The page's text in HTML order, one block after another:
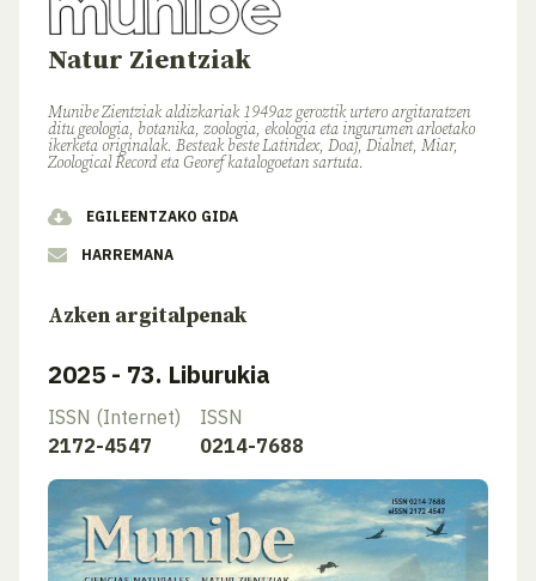
Natur Zientziak
Munibe Zientziak aldizkariak 1949az geroztik urtero argitaratzen
ditu geologia, botanika, zoologia, ekologia eta ingurumen arloetako
ikerketa originalak. Besteak beste Latindex, Doaj, Dialnet, Miar,
Zoological Record eta Georef katalogoetan sartuta.
EGILEENTZAKO GIDA
HARREMANA
Azken argitalpenak
2025 - 73. Liburukia
ISSN (Internet)
2172-4547
ISSN
0214-7688